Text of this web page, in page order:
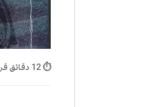
⏱ 12 دقائق قراءة